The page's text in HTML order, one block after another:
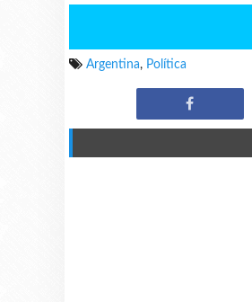
Argentina, Política